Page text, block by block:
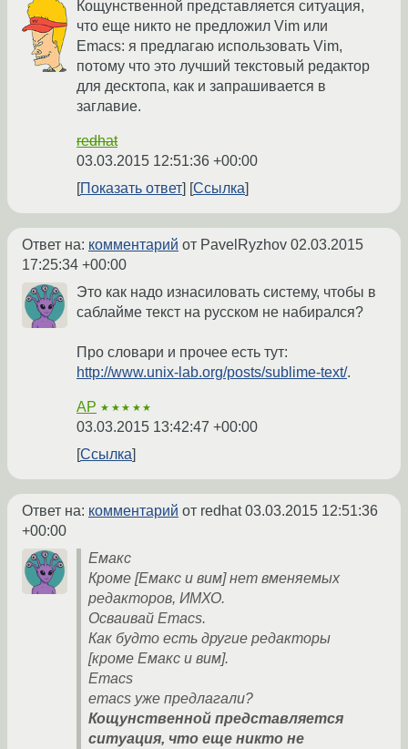
Кощунственной представляется ситуация,
что еще никто не предложил Vim или
Emacs: я предлагаю использовать Vim,
потому что это лучший текстовый редактор
для десктопа, как и запрашивается в
заглавие.
redhat
03.03.2015 12:51:36 +00:00
Показать ответ
Ссылка
Ответ на: комментарий от PavelRyzhov 02.03.2015
17:25:34 +00:00
Это как надо изнасиловать систему, чтобы в
саблайме текст на русском не набирался?
Про словари и прочее есть тут:
http://www.unix-lab.org/posts/sublime-text/.
AP ★★★★★
03.03.2015 13:42:47 +00:00
Ссылка
Ответ на: комментарий от redhat03.03.2015 12:51:36
+00:00
Емакс
Кроме [Емакс и вим] нет вменяемых
редакторов, ИМХО.
Осваивай Emacs.
Как будто есть другие редакторы
[кроме Емакс и вим].
Emacs
emacs уже предлагали?
Кощунственной представляется
ситуация, что еще никто не